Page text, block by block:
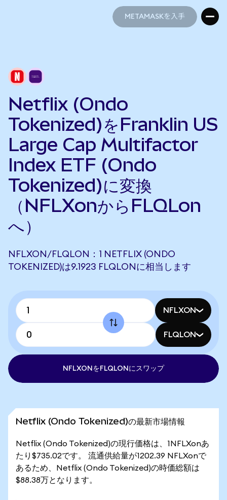
METAMASKを入手
Netflix (Ondo
Tokenized)をFranklin US
Large Cap Multifactor
Index ETF (Ondo
Tokenized)に変換
（NFLXonからFLQLon
へ）
NFLXON/FLQLON：1 NETFLIX (ONDO
TOKENIZED)は9.1923 FLQLONに相当します
NFLXON
FLQLON
NFLXONをFLQLONにスワップ
Netflix (Ondo Tokenized)の最新市場情報
Netflix (Ondo Tokenized)の現行価格は、1NFLXonあ
たり$735.02です。 流通供給量が1202.39 NFLXonで
あるため、Netflix (Ondo Tokenized)の時価総額は
$88.38万となります。